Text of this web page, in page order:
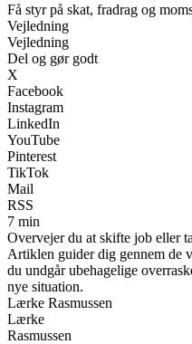
Få styr på skat, fradrag og
Vejledning
Vejledning
Del og gør godt
X
Facebook
Instagram
LinkedIn
YouTube
Pinterest
TikTok
Mail
RSS
7 min
Overvejer du at skifte job eller
Artiklen guider dig gennem de
du undgår ubehagelige
nye situation.
Lærke Rasmussen
Lærke
Rasmussen